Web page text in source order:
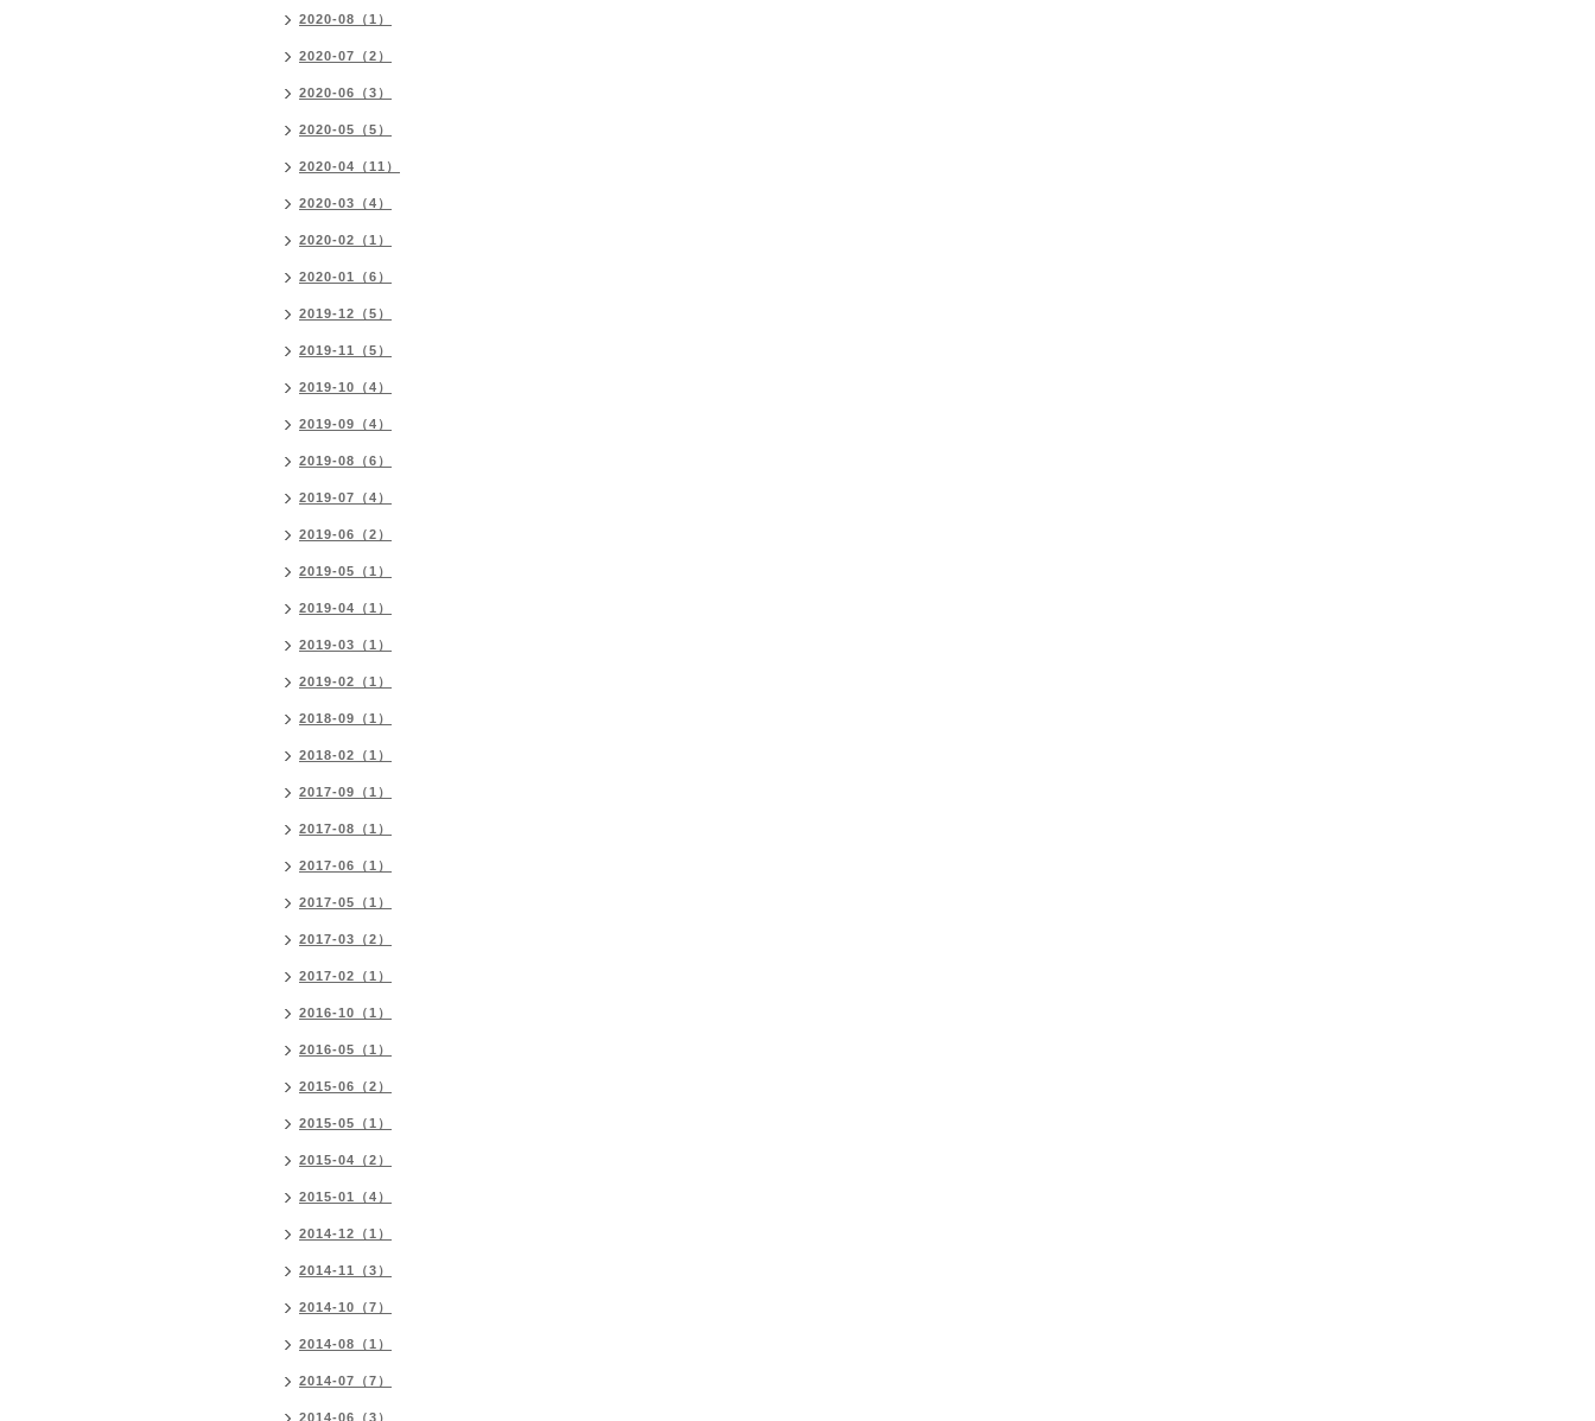
2020-08（1）
2020-07（2）
2020-06（3）
2020-05（5）
2020-04（11）
2020-03（4）
2020-02（1）
2020-01（6）
2019-12（5）
2019-11（5）
2019-10（4）
2019-09（4）
2019-08（6）
2019-07（4）
2019-06（2）
2019-05（1）
2019-04（1）
2019-03（1）
2019-02（1）
2018-09（1）
2018-02（1）
2017-09（1）
2017-08（1）
2017-06（1）
2017-05（1）
2017-03（2）
2017-02（1）
2016-10（1）
2016-05（1）
2015-06（2）
2015-05（1）
2015-04（2）
2015-01（4）
2014-12（1）
2014-11（3）
2014-10（7）
2014-08（1）
2014-07（7）
2014-06（3）